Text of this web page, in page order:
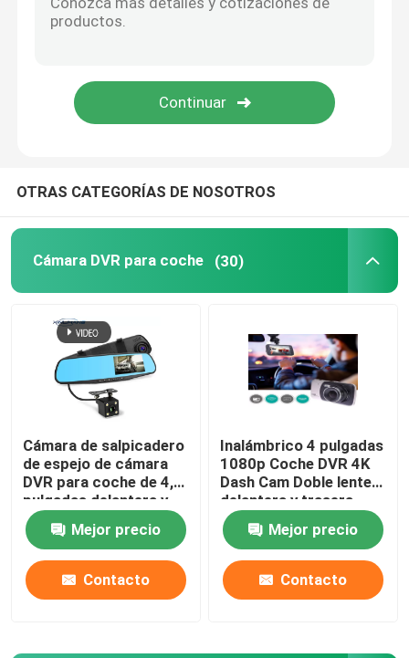
OTRAS CATEGORÍAS DE NOSOTROS
Cámara DVR para coche (30)
Cámara de salpicadero
de espejo de cámara
DVR para coche de 4,3
pulgadas delantera y
trasera 1080p
Mejor precio
Contacto
Inalámbrico 4 pulgadas
1080p Coche DVR 4K
Dash Cam Doble lente
delantera y trasera
Mejor precio
Contacto